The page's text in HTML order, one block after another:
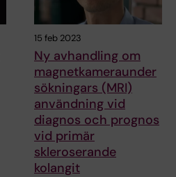
15 feb 2023
Ny avhandling om
magnetkameraunder
sökningars (MRI)
användning vid
diagnos och prognos
vid primär
skleroserande
kolangit